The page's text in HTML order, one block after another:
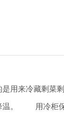
来冷藏剩菜剩
温。 用冷柜保